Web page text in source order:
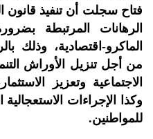
الرهانات المرتبطة
الماكرو-اقتصادية، وذلك
من أجل تنزيل الأوراش
الاجتماعية وتعزيز
وكذا الإجراءات
للمواطنين.